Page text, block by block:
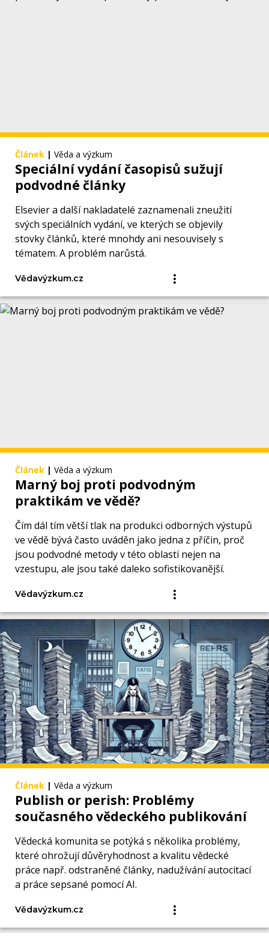
Článek | Věda a výzkum
Speciální vydání časopisů sužují
podvodné články
Elsevier a další nakladatelé zaznamenali zneužití
svých speciálních vydání, ve kterých se objevily
stovky článků, které mnohdy ani nesouvisely s
tématem. A problém narůstá.
Vědavýzkum.cz
Článek | Věda a výzkum
Marný boj proti podvodným
praktikám ve vědě?
Čím dál tím větší tlak na produkci odborných výstupů
ve vědě bývá často uváděn jako jedna z příčin, proč
jsou podvodné metody v této oblasti nejen na
vzestupu, ale jsou také daleko sofistikovanější.
Vědavýzkum.cz
Článek | Věda a výzkum
Publish or perish: Problémy
současného vědeckého publikování
Vědecká komunita se potýká s několika problémy,
které ohrožují důvěryhodnost a kvalitu vědecké
práce např. odstraněné články, nadužívání autocitací
a práce sepsané pomocí AI.
Vědavýzkum.cz